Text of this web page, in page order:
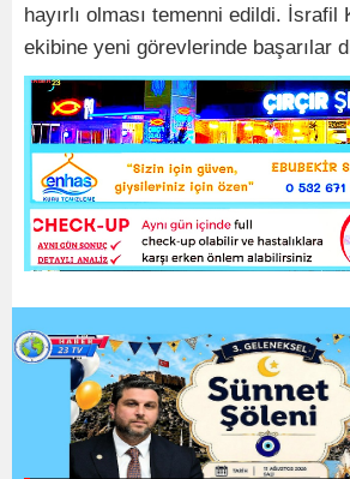
hayırlı olması temenni edildi. İsrafil
ekibine yeni görevlerinde başarılar